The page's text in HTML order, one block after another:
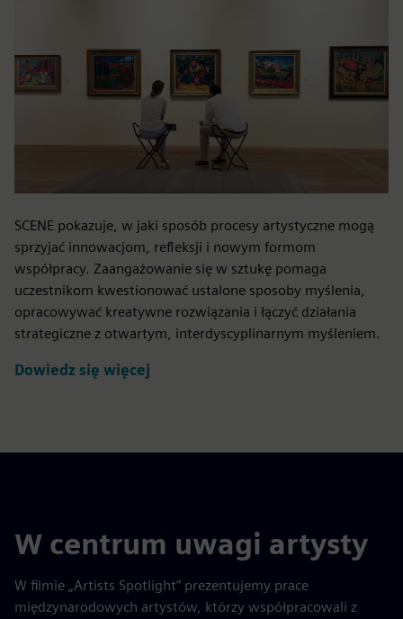
SCENE pokazuje, w jaki sposób procesy artystyczne mogą
sprzyjać innowacjom, refleksji i nowym formom
współpracy. Zaangażowanie się w sztukę pomaga
uczestnikom kwestionować ustalone sposoby myślenia,
opracowywać kreatywne rozwiązania i łączyć działania
strategiczne z otwartym, interdyscyplinarnym myśleniem.
Dowiedz się więcej
W centrum uwagi artysty
W filmie „Artists Spotlight” prezentujemy prace
międzynarodowych artystów, którzy współpracowali z